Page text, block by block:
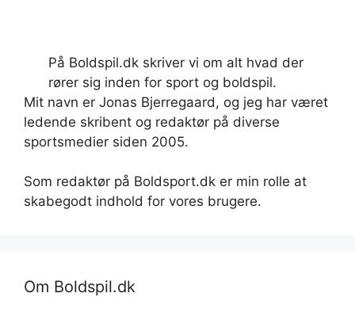
På Boldspil.dk skriver vi om alt hvad der
rører sig inden for sport og boldspil.
Mit navn er Jonas Bjerregaard, og jeg har været
ledende skribent og redaktør på diverse
sportsmedier siden 2005.
Som redaktør på Boldsport.dk er min rolle at
skabegodt indhold for vores brugere.
Om Boldspil.dk